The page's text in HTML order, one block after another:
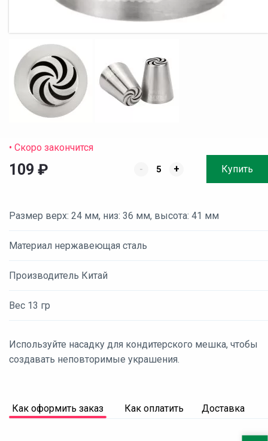
• Скоро закончится
109 ₽ - + Купить
Размер верх: 24 мм, низ: 36 мм, высота: 41 мм
Материал нержавеющая сталь
Производитель Китай
Вес 13 гр
Используйте насадку для кондитерского мешка, чтобы
создавать неповторимые украшения.
Как оформить заказ Как оплатить Доставка